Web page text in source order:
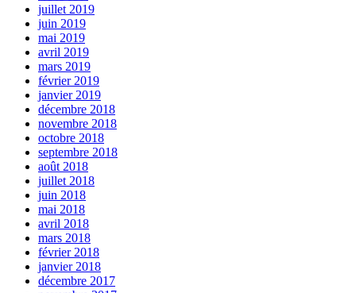
juillet 2019
juin 2019
mai 2019
avril 2019
mars 2019
février 2019
janvier 2019
décembre 2018
novembre 2018
octobre 2018
septembre 2018
août 2018
juillet 2018
juin 2018
mai 2018
avril 2018
mars 2018
février 2018
janvier 2018
décembre 2017